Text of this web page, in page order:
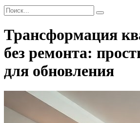
Трансформация
без ремонта:
для обновления